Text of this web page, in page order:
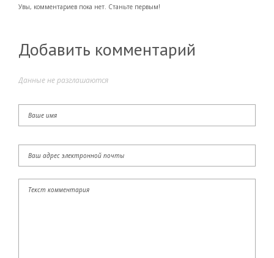
Увы, комментариев пока нет. Станьте первым!
Добавить комментарий
Данные не разглашаются